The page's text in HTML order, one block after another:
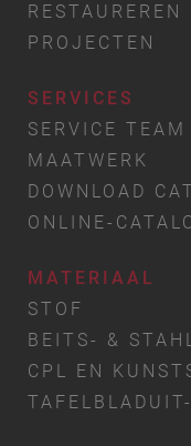
RESTAUREREN
PROJECTEN
SERVICES
SERVICE TEAM
MAATWERK
DOWNLOAD
ONLINE-
MATERIAAL
STOF
BEITS- &
CPL EN